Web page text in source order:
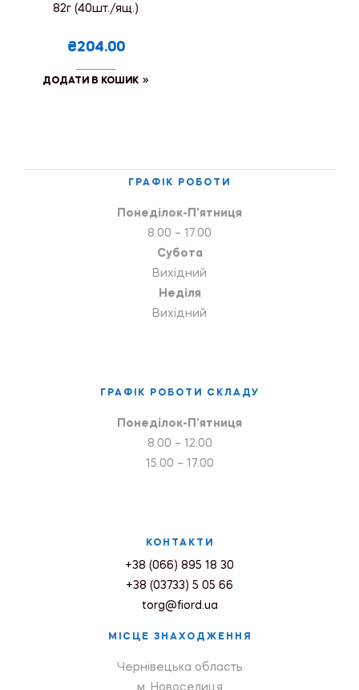
82г (40шт./ящ.)
₴204.00
ДОДАТИ В КОШИК
ГРАФІК РОБОТИ
Понеділок-П’ятниця
8.00 – 17.00
Субота
Вихідний
Неділя
Вихідний
ГРАФІК РОБОТИ СКЛАДУ
Понеділок-П’ятниця
8.00 – 12.00
15.00 – 17.00
КОНТАКТИ
+38 (066) 895 18 30
+38 (03733) 5 05 66
torg@fiord.ua
МІСЦЕ ЗНАХОДЖЕННЯ
Чернівецька область
м. Новоселиця